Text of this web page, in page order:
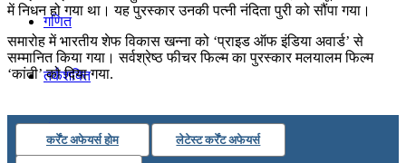
गणित
तर्कशक्ति
कंप्यूटर
में निधन हो गया था। यह पुरस्कार उनकी पत्नी नंदिता पुरी को सौंपा गया।
समारोह में भारतीय शेफ विकास खन्ना को ‘प्राइड ऑफ इंडिया अवार्ड’ से
सम्मानित किया गया। सर्वश्रेष्ठ फीचर फिल्म का पुरस्कार मलयालम फिल्म
‘कांती’ को दिया गया.
कर्रेंट अफेयर्स होम लेटेस्ट कर्रेंट अफेयर्स